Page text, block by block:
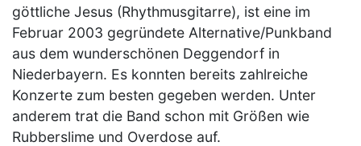
göttliche Jesus (Rhythmusgitarre), ist eine im
Februar 2003 gegründete Alternative/Punkband
aus dem wunderschönen Deggendorf in
Niederbayern. Es konnten bereits zahlreiche
Konzerte zum besten gegeben werden. Unter
anderem trat die Band schon mit Größen wie
Rubberslime und Overdose auf.